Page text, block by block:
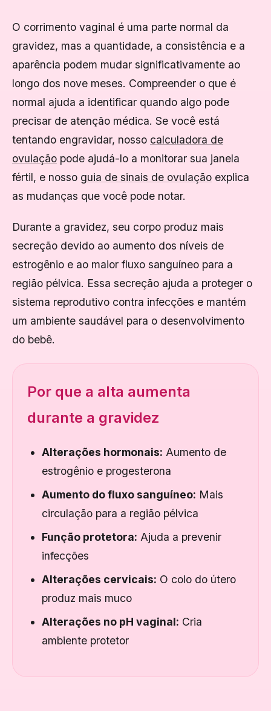
O corrimento vaginal é uma parte normal da
gravidez, mas a quantidade, a consistência e a
aparência podem mudar significativamente ao
longo dos nove meses. Compreender o que é
normal ajuda a identificar quando algo pode
precisar de atenção médica. Se você está
tentando engravidar, nosso calculadora de
ovulação pode ajudá-lo a monitorar sua janela
fértil, e nosso guia de sinais de ovulação explica
as mudanças que você pode notar.
Durante a gravidez, seu corpo produz mais
secreção devido ao aumento dos níveis de
estrogênio e ao maior fluxo sanguíneo para a
região pélvica. Essa secreção ajuda a proteger o
sistema reprodutivo contra infecções e mantém
um ambiente saudável para o desenvolvimento
do bebê.
Por que a alta aumenta
durante a gravidez
Alterações hormonais: Aumento de
estrogênio e progesterona
Aumento do fluxo sanguíneo: Mais
circulação para a região pélvica
Função protetora: Ajuda a prevenir
infecções
Alterações cervicais: O colo do útero
produz mais muco
Alterações no pH vaginal: Cria
ambiente protetor